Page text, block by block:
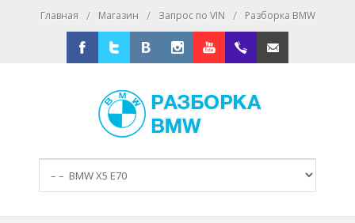
Главная / Магазин / Запрос по VIN / Разборка BMW